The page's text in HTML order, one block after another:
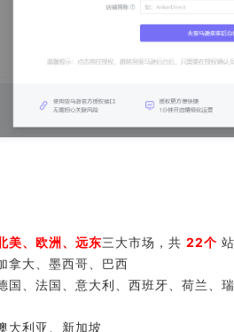
美、欧洲、远东三大市场，共 22个
拿大、墨西哥、巴西
国、法国、意大利、西班牙、荷兰、
大利亚、新加坡